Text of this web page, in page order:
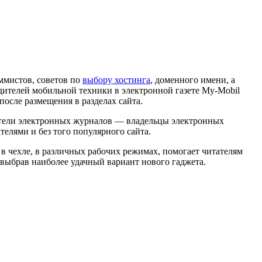
советов по выбору хостинга, доменного имени, а
мобильной техники в электронной газете My-Mobil
размещения в разделах сайта.
электронных журналов — владельцы электронных
и без того популярного сайта.
в различных рабочих режимах, помогает читателям
наиболее удачный вариант нового гаджета.